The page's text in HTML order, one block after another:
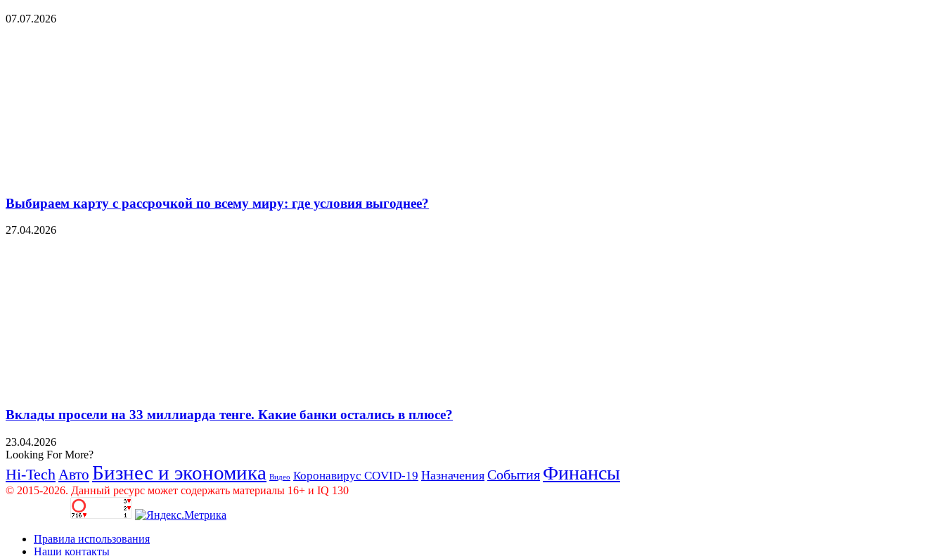
07.07.2026
Выбираем карту с рассрочкой по всему миру: где условия выгоднее?
27.04.2026
Вклады просели на 33 миллиарда тенге. Какие банки остались в плюсе?
23.04.2026
Looking For More?
Hi-Tech Авто Бизнес и экономика Видео Коронавирус COVID-19 Назначения События Финансы
© 2015-2026. Данный ресурс может содержать материалы 16+ и IQ 130
Правила использования
Наши контакты